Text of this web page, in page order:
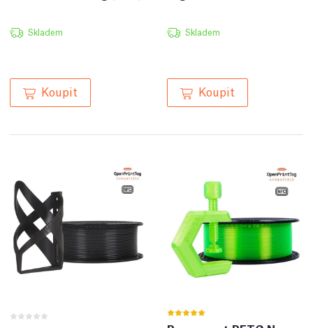
Skladem
Koupit
Skladem
Koupit